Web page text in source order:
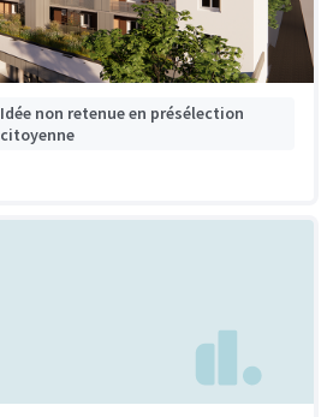
Idée non retenue en présélection
citoyenne